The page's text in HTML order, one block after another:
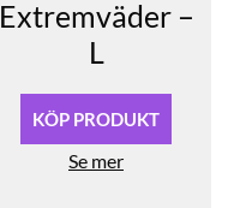
Extremväder –
L
KÖP PRODUKT
Se mer